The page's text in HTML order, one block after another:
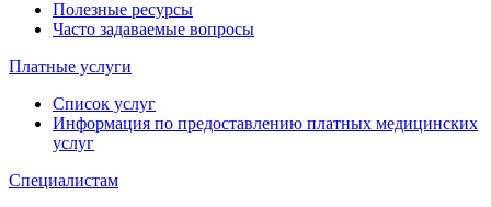
Полезные ресурсы
Часто задаваемые вопросы
Платные услуги
Список услуг
Информация по предоставлению платных медицинских
услуг
Специалистам